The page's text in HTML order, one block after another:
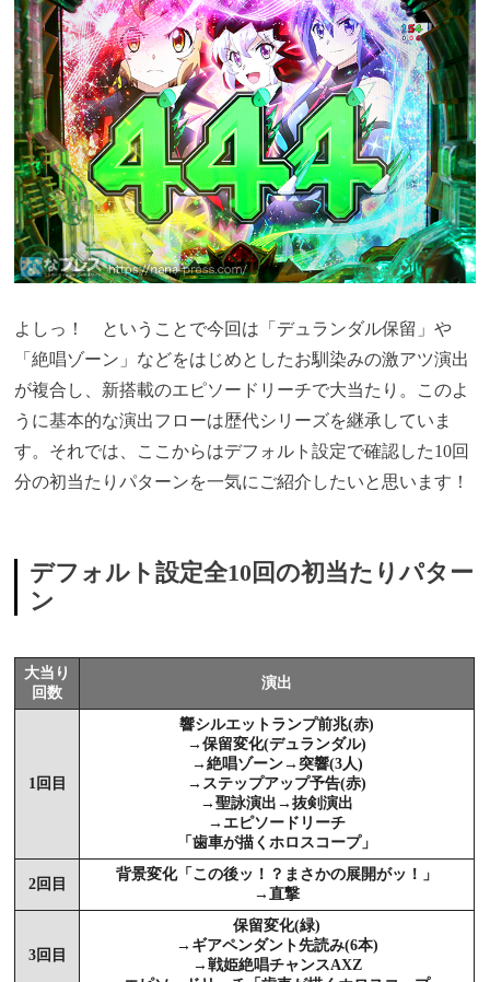
よしっ！ ということで今回は「デュランダル保留」や
「絶唱ゾーン」などをはじめとしたお馴染みの激アツ演出
が複合し、新搭載のエピソードリーチで大当たり。このよ
うに基本的な演出フローは歴代シリーズを継承していま
す。それでは、ここからはデフォルト設定で確認した10回
分の初当たりパターンを一気にご紹介したいと思います！
デフォルト設定全10回の初当たりパター
ン
大当り
回数
演出
1回目
響シルエットランプ前兆(赤)
→保留変化(デュランダル)
→絶唱ゾーン→突響(3人)
→ステップアップ予告(赤)
→聖詠演出→抜剣演出
→エピソードリーチ
「歯車が描くホロスコープ」
2回目
背景変化「この後ッ！？まさかの展開がッ！」
→直撃
3回目
保留変化(緑)
→ギアペンダント先読み(6本)
→戦姫絶唱チャンスAXZ